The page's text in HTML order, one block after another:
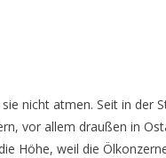
nicht atmen. Seit in der
vor allem draußen in
Höhe, weil die